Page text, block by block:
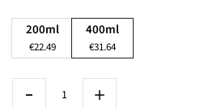
200ml
€22.49
400ml
€31.64